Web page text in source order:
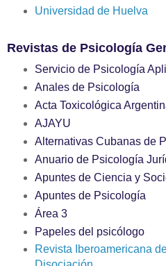
Universidad de Huelva
Revistas de Psicología
Servicio de Psicología
Anales de Psicología
Acta Toxicológica
AJAYU
Alternativas Cubanas de
Anuario de Psicología
Apuntes de Ciencia y
Apuntes de Psicología
Área 3
Papeles del psicólogo
Revista Iberoamericana